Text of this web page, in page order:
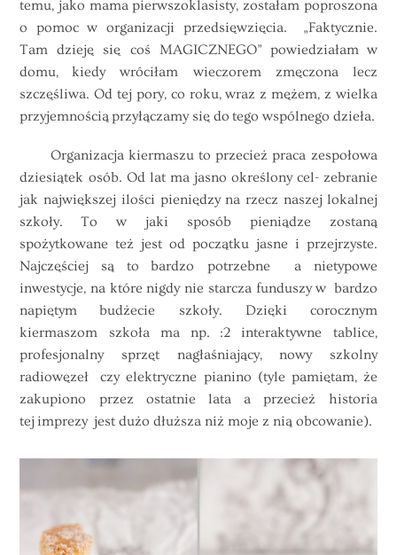
temu, jako mama pierwszoklasisty, zostałam poproszona
o pomoc w organizacji przedsięwzięcia. „Faktycznie.
Tam dzieję się coś MAGICZNEGO” powiedziałam w
domu, kiedy wróciłam wieczorem zmęczona lecz
szczęśliwa. Od tej pory, co roku, wraz z mężem, z wielka
przyjemnością przyłączamy się do tego wspólnego dzieła.
Organizacja kiermaszu to przecież praca zespołowa
dziesiątek osób. Od lat ma jasno określony cel- zebranie
jak największej ilości pieniędzy na rzecz naszej lokalnej
szkoły. To w jaki sposób pieniądze zostaną
spożytkowane też jest od początku jasne i przejrzyste.
Najczęściej są to bardzo potrzebne a nietypowe
inwestycje, na które nigdy nie starcza funduszy w bardzo
napiętym budżecie szkoły. Dzięki corocznym
kiermaszom szkoła ma np. :2 interaktywne tablice,
profesjonalny sprzęt nagłaśniający, nowy szkolny
radiowęzeł czy elektryczne pianino (tyle pamiętam, że
zakupiono przez ostatnie lata a przecież historia
tej imprezy jest dużo dłuższa niż moje z nią obcowanie).